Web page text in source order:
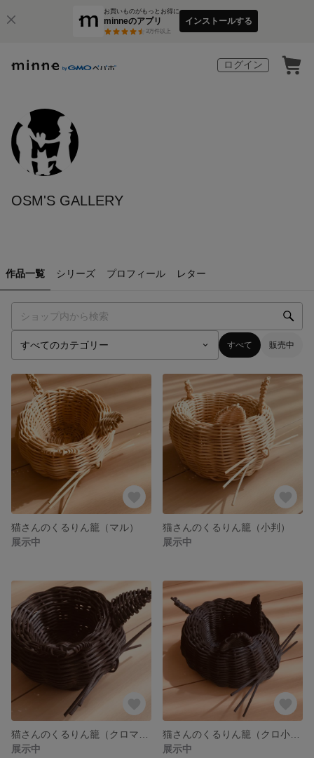
お買いものがもっとお得に
minneのアプリ
3万件以上
インストールする
ログイン
OSM'S GALLERY
作品一覧 シリーズ プロフィール レター
すべて 販売中
猫さんのくるりん籠（マル）
展示中
猫さんのくるりん籠（小判）
展示中
展示中
展示中